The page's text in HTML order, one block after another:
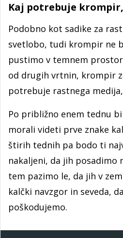
Kaj potrebuje
Podobno kot sadike za
svetlobo, tudi krompir ne
pustimo v temnem
od drugih vrtnin, krompir
potrebuje rastnega
Po približno enem tednu
morali videti prve znake
štirih tednih pa bodo ti
nakaljeni, da jih posadimo
tem pazimo le, da jih v
kalčki navzgor in seveda,
poškodujemo.